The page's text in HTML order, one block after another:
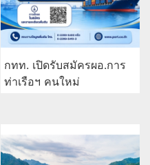
กทท. เปิดรับสมัครผอ.การ
ท่าเรือฯ คนใหม่